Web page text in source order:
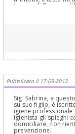
tecnica di Bass
usato con
terminano con un
idropulsori che
interdentale,
nuova parte mai
lucidarlo! Infine
usato però come da
Petti,
Orale Completa in
Pedodonzia la figlia
Pubblicato il 17-05-2012
Sig. Sabrina, a
su suo figlio, è
igiene professionale
igienista gli spieghi
domiciliare, non
prevenzione.